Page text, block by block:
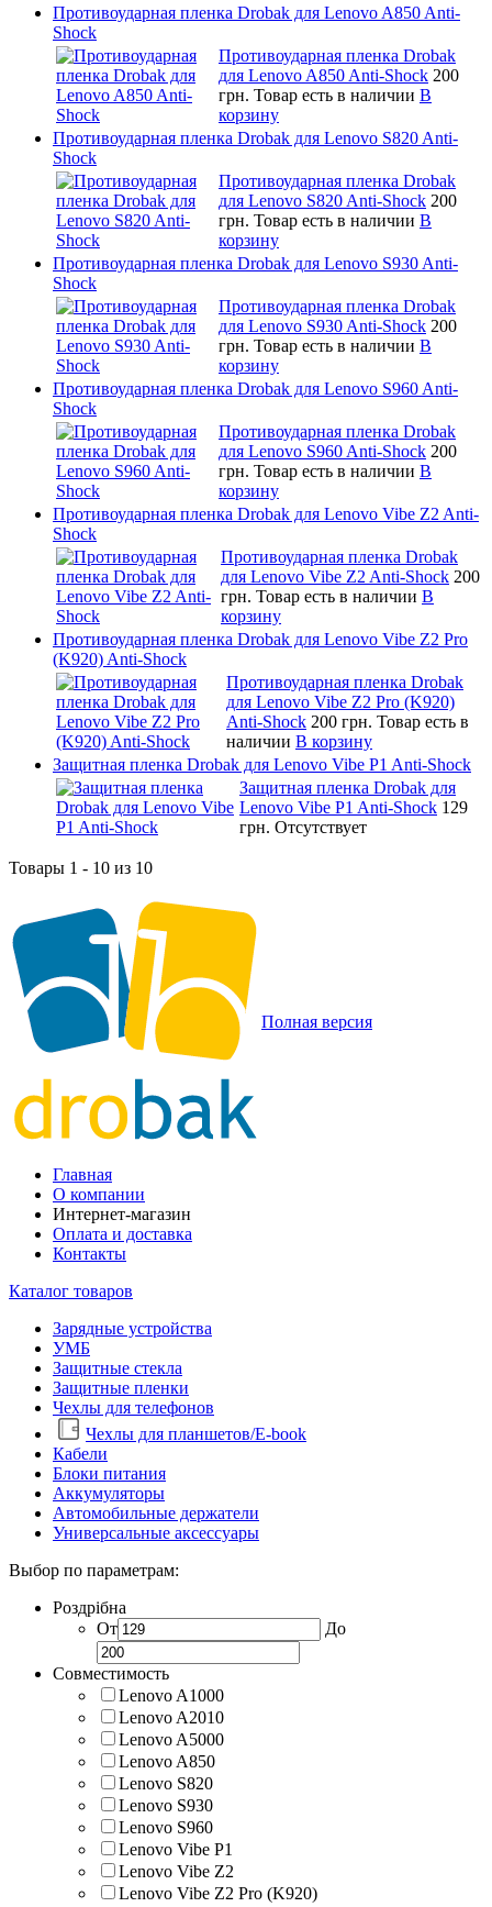
Противоударная пленка Drobak для Lenovo A850 Anti-
Shock
Противоударная пленка Drobak
для Lenovo A850 Anti-Shock 200
грн. Товар есть в наличии В
корзину
Противоударная пленка Drobak для Lenovo S820 Anti-
Shock
Противоударная пленка Drobak
для Lenovo S820 Anti-Shock 200
грн. Товар есть в наличии В
корзину
Противоударная пленка Drobak для Lenovo S930 Anti-
Shock
Противоударная пленка Drobak
для Lenovo S930 Anti-Shock 200
грн. Товар есть в наличии В
корзину
Противоударная пленка Drobak для Lenovo S960 Anti-
Shock
Противоударная пленка Drobak
для Lenovo S960 Anti-Shock 200
грн. Товар есть в наличии В
корзину
Противоударная пленка Drobak для Lenovo Vibe Z2 Anti-
Shock
Противоударная пленка Drobak
для Lenovo Vibe Z2 Anti-Shock 200
грн. Товар есть в наличии В
корзину
Противоударная пленка Drobak для Lenovo Vibe Z2 Pro
(K920) Anti-Shock
Противоударная пленка Drobak
для Lenovo Vibe Z2 Pro (K920)
Anti-Shock 200 грн. Товар есть в
наличии В корзину
Защитная пленка Drobak для Lenovo Vibe P1 Anti-Shock
Защитная пленка Drobak для
Lenovo Vibe P1 Anti-Shock 129
грн. Отсутствует
Товары 1 - 10 из 10
Полная версия
Главная
О компании
Интернет-магазин
Оплата и доставка
Контакты
Каталог товаров
Зарядные устройства
УМБ
Защитные стекла
Защитные пленки
Чехлы для телефонов
Чехлы для планшетов/E-book
Кабели
Блоки питания
Аккумуляторы
Автомобильные держатели
Универсальные аксессуары
Выбор по параметрам:
Роздрібна
От
До
Совместимость
Lenovo A1000
Lenovo A2010
Lenovo A5000
Lenovo A850
Lenovo S820
Lenovo S930
Lenovo S960
Lenovo Vibe P1
Lenovo Vibe Z2
Lenovo Vibe Z2 Pro (K920)